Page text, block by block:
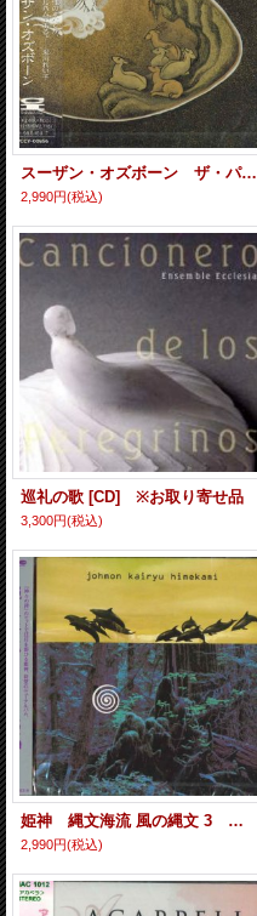
スーザン・オズボーン ザ・パール ［CD］
2,990円(税込)
巡礼の歌 [CD] ※お取り寄せ品
3,300円(税込)
姫神 縄文海流 風の縄文 3 ［CD］
2,990円(税込)